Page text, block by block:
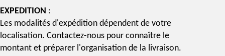
EXPEDITION :
Les modalités d'expédition dépendent de votre
localisation. Contactez-nous pour connaître le
montant et préparer l'organisation de la livraison.